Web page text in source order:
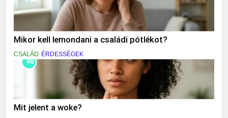
Mikor kell lemondani a családi pótlékot?
CSALÁD ÉRDESSÉGEK
48
Mit jelent a woke?